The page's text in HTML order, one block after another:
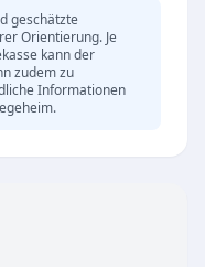
Aspekte
und
geschätzte
Orientierung. Je
kann der
zudem zu
Informationen